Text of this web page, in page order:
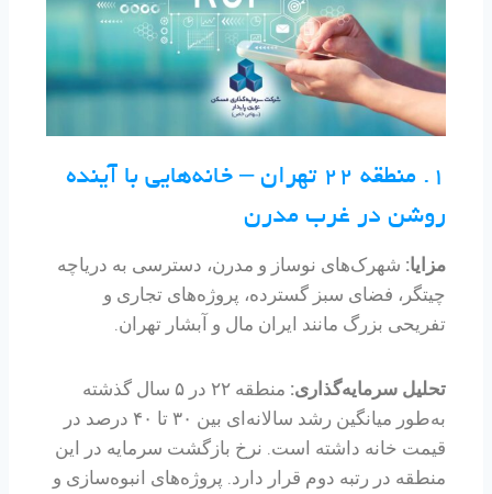
۱. منطقه ۲۲ تهران – خانه‌هایی با آینده
روشن در غرب مدرن
مزایا: شهرک‌های نوساز و مدرن، دسترسی به دریاچه
چیتگر، فضای سبز گسترده، پروژه‌های تجاری و
تفریحی بزرگ مانند ایران مال و آبشار تهران.
تحلیل سرمایه‌گذاری:
منطقه ۲۲ در ۵ سال گذشته
به‌طور میانگین رشد سالانه‌ای بین ۳۰ تا ۴۰ درصد در
قیمت خانه داشته است. نرخ بازگشت سرمایه در این
منطقه در رتبه دوم قرار دارد. پروژه‌های انبوه‌سازی و